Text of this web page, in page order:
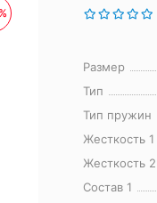
Размер
Тип
Тип пружин
Жесткость 1
Жесткость 2
Состав 1